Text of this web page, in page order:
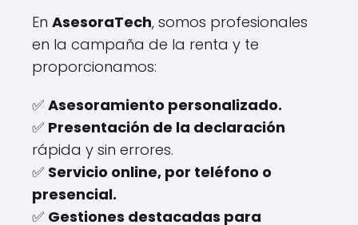
En AsesoraTech, somos profesionales
en la campaña de la renta y te
proporcionamos:
✅ Asesoramiento personalizado.
✅ Presentación de la declaración
rápida y sin errores.
✅ Servicio online, por teléfono o
presencial.
✅ Gestiones destacadas para